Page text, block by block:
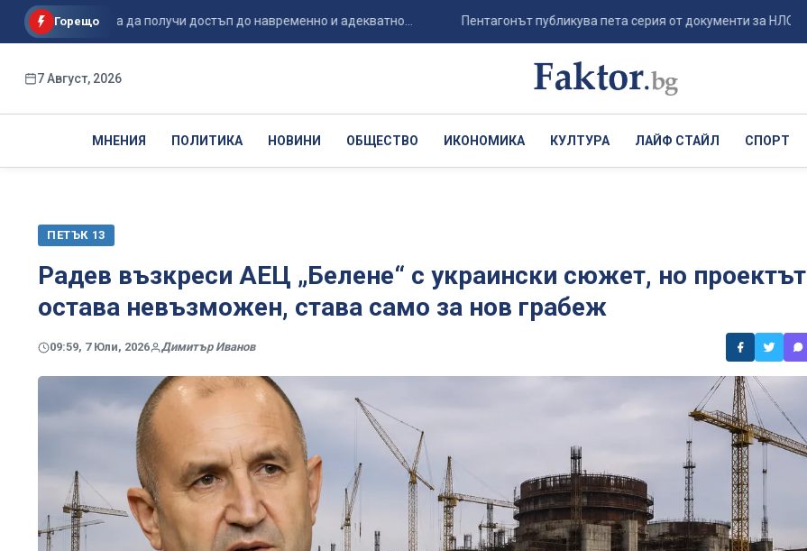
Горещо
трябва да получи достъп до навременно и адекватно... Пентагонът публикува пета серия от документи за НЛО...
7 Август, 2026
МНЕНИЯ ПОЛИТИКА НОВИНИ ОБЩЕСТВО ИКОНОМИКА КУЛТУРА ЛАЙФ СТАЙЛ СПОРТ
ПЕТЪК 13
Радев възкреси АЕЦ „Белене“ с украински сюжет, но проектът
остава невъзможен, става само за нов грабеж
09:59, 7 Юли, 2026 Димитър Иванов